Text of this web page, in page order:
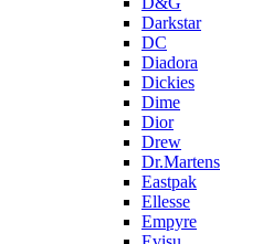
Darkstar
DC
Diadora
Dickies
Dime
Dior
Drew
Dr.Martens
Eastpak
Ellesse
Empyre